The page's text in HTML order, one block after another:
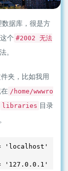
数据库，很是方
个 #2002 无法
。
夹，比如我用
/home/wwwro
libraries 目录
'localhost';